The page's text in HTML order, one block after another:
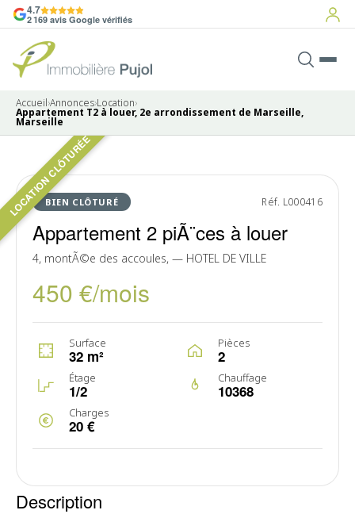
4.7
2 169 avis Google vérifiés
Accueil›Annonces›Location›
Appartement T2 à louer, 2e arrondissement de Marseille,
Marseille
LOCATION CLÔTURÉE
BIEN CLÔTURÉ Réf. L000416
Appartement 2 piÃ¨ces à louer
4, montÃ©e des accoules, — HOTEL DE VILLE
450 €/mois
Surface
32 m²
Pièces
2
Étage
1/2
Chauffage
10368
Charges
20 €
Pas de photo disponible
LOUÉ
Description